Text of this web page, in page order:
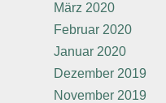
März 2020
Februar 2020
Januar 2020
Dezember 2019
November 2019